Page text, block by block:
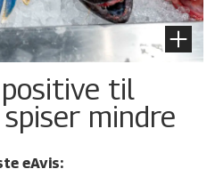
til
mindre
eAvis: